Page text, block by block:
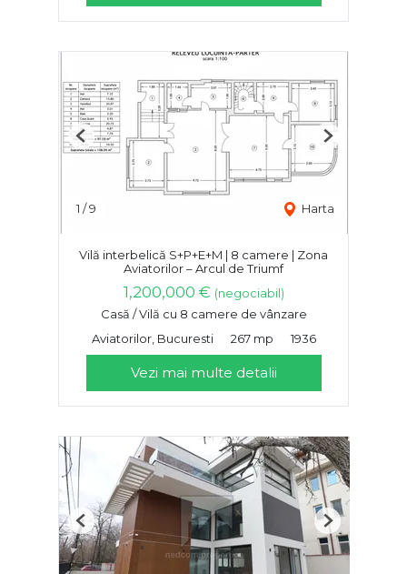
1 /9 Harta
Previous Next
Vilă interbelică S+P+E+M | 8 camere | Zona
Aviatorilor – Arcul de Triumf
1,200,000 € (negociabil)
Casă / Vilă cu 8 camere de vânzare
Aviatorilor, Bucuresti
267 mp 1936
Vezi mai multe detalii
Previous Next